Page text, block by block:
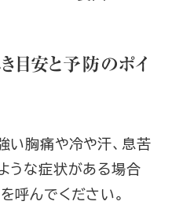
目安と予防のポイ
い胸痛や冷や汗、息苦
うな症状がある場合
呼んでください。